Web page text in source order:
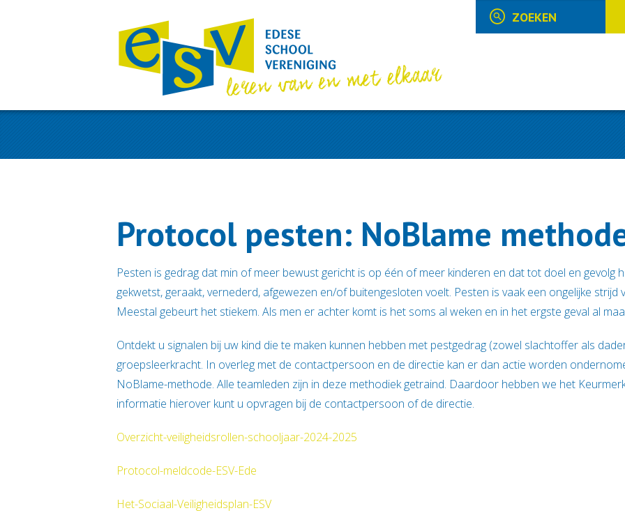
Protocol pesten: NoBlame
Pesten is gedrag dat min of meer bewust gericht is op één of meer kinderen en dat tot doel en gevolg
gekwetst, geraakt, vernederd, afgewezen en/of buitengesloten voelt. Pesten is vaak een ongelijke strijd
Meestal gebeurt het stiekem. Als men er achter komt is het soms al weken en in het ergste geval al
Ontdekt u signalen bij uw kind die te maken kunnen hebben met pestgedrag (zowel slachtoffer als
groepsleerkracht. In overleg met de contactpersoon en de directie kan er dan actie worden
NoBlame-methode. Alle teamleden zijn in deze methodiek getraind. Daardoor hebben we het
informatie hierover kunt u opvragen bij de contactpersoon of de directie.
Overzicht-veiligheidsrollen-schooljaar-2024-2025
Protocol-meldcode-ESV-Ede
Het-Sociaal-Veiligheidsplan-ESV